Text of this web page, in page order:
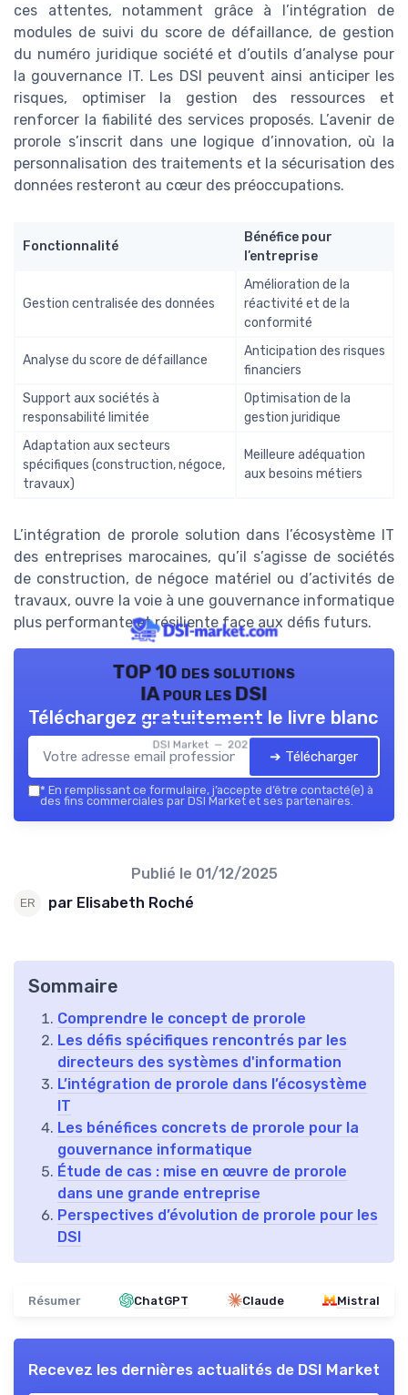
ces attentes, notamment grâce à l’intégration de
modules de suivi du score de défaillance, de gestion
du numéro juridique société et d’outils d’analyse pour
la gouvernance IT. Les DSI peuvent ainsi anticiper les
risques, optimiser la gestion des ressources et
renforcer la fiabilité des services proposés. L’avenir de
prorole s’inscrit dans une logique d’innovation, où la
personnalisation des traitements et la sécurisation des
données resteront au cœur des préoccupations.
Fonctionnalité
Bénéfice pour
l’entreprise
Gestion centralisée des données
Amélioration de la
réactivité et de la
conformité
Analyse du score de défaillance
Anticipation des risques
financiers
Support aux sociétés à
responsabilité limitée
Optimisation de la
gestion juridique
Adaptation aux secteurs
spécifiques (construction, négoce,
travaux)
Meilleure adéquation
aux besoins métiers
L’intégration de prorole solution dans l’écosystème IT
des entreprises marocaines, qu’il s’agisse de sociétés
de construction, de négoce matériel ou d’activités de
travaux, ouvre la voie à une gouvernance informatique
plus performante et résiliente face aux défis futurs.
TOP 10 des solutions
IA pour les DSI
DSI Market — 2026
Téléchargez gratuitement le livre blanc
➔ Télécharger
* En remplissant ce formulaire, j’accepte d’être contacté(e) à
des fins commerciales par DSI Market et ses partenaires.
Publié le 01/12/2025
par Elisabeth Roché
Sommaire
Comprendre le concept de prorole
Les défis spécifiques rencontrés par les
directeurs des systèmes d'information
L’intégration de prorole dans l’écosystème
IT
Les bénéfices concrets de prorole pour la
gouvernance informatique
Étude de cas : mise en œuvre de prorole
dans une grande entreprise
Perspectives d’évolution de prorole pour les
DSI
Résumer ChatGPT Claude Mistral
Recevez les dernières actualités de DSI Market